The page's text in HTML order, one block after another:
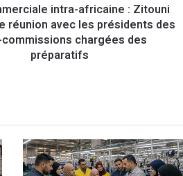
intra-africaine : Zitouni
réunion avec les présidents des
chargées des
préparatifs